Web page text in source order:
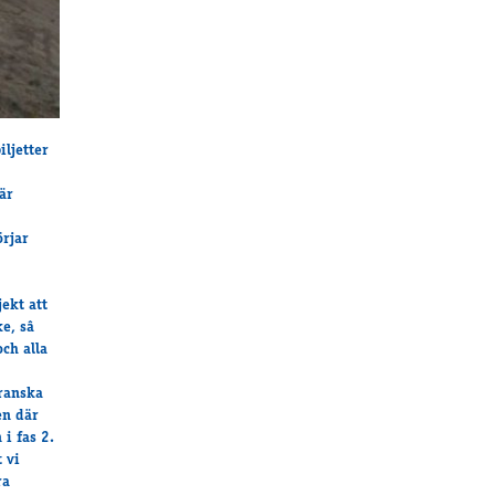
att
sâ
alla
där
i fas 2.
vi